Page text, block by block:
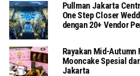
Pullman Jakarta
One Step Closer
dengan 20+ Vendor
Rayakan Mid-Autumn
Mooncake Spesial
Jakarta